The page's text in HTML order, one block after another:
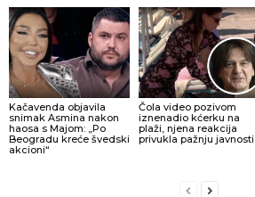
Kačavenda objavila
snimak Asmina nakon
haosa s Majom: „Po
Beogradu kreće švedski
akcioni“
Čola video pozivom
iznenadio kćerku na
plaži, njena reakcija
privukla pažnju javnosti